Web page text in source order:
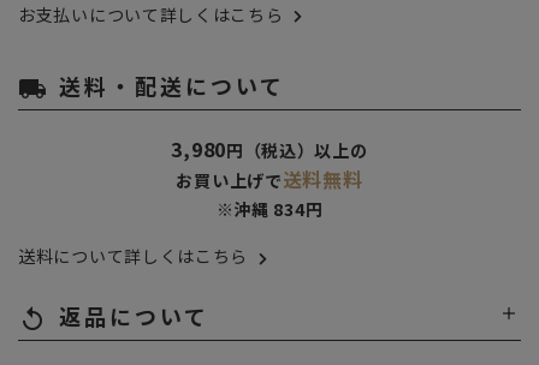
お支払いについて詳しくはこちら
local_shipping 送料・配送について
3,980円（税込）以上の
お買い上げで送料無料
※沖縄 834円
送料について詳しくはこちら
replay 返品について